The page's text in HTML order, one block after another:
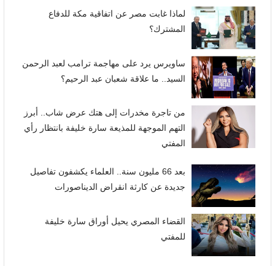
لماذا غابت مصر عن اتفاقية مكة للدفاع
المشترك؟
ساويرس يرد على مهاجمة ترامب لعبد الرحمن
السيد.. ما علاقة شعبان عبد الرحيم؟
من تاجرة مخدرات إلى هتك عرض شاب.. أبرز
التهم الموجهة للمذيعة سارة خليفة بانتظار رأي
المفتي
بعد 66 مليون سنة.. العلماء يكشفون تفاصيل
جديدة عن كارثة انقراض الديناصورات
القضاء المصري يحيل أوراق سارة خليفة
للمفتي